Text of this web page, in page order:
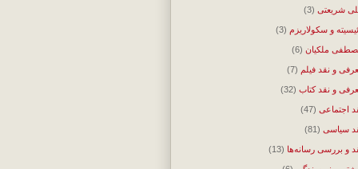
شریعتی (3)
و سکولاریزم (3)
ملکیان (6)
و نقد فیلم (7)
و نقد کتاب (32)
اجتماعی (47)
سیاسی (81)
و بررسی رسانه‌ها (13)